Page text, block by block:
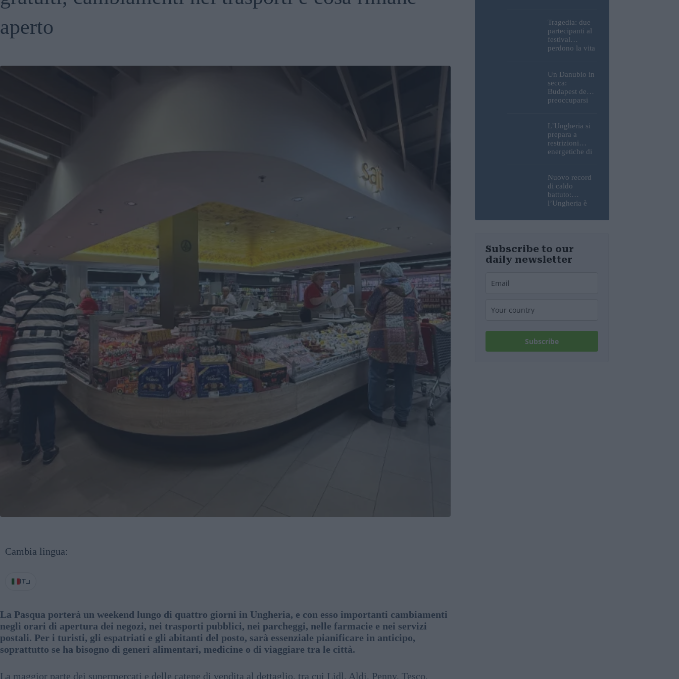
aperto
Cambia lingua:
IT
La Pasqua porterà un weekend lungo di quattro giorni in Ungheria, e con esso importanti cambiamenti
negli orari di apertura dei negozi, nei trasporti pubblici, nei parcheggi, nelle farmacie e nei servizi
postali. Per i turisti, gli espatriati e gli abitanti del posto, sarà essenziale pianificare in anticipo,
soprattutto se ha bisogno di generi alimentari, medicine o di viaggiare tra le città.
La maggior parte dei supermercati e delle catene di vendita al dettaglio, tra cui Lidl, Aldi, Penny, Tesco,
Buda e della
Cittadella
verranno
spente
Tragedia: due
partecipanti al
festival
perdono la vita
Ungheria
Un Danubio in
secca:
Budapest deve
preoccuparsi
mento idrico?
Un esperto
mette in luce
un fatto
L’Ungheria si
prepara a
restrizioni
energetiche di
nucleare di
Paks potrebbe
chiudere
questo fine
Nuovo record
di caldo
battuto:
l’Ungheria è
più caldi
Subscribe to our
daily newsletter
Subscribe